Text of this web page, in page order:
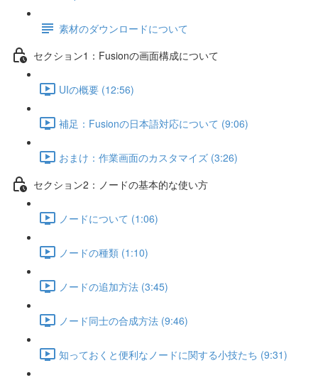
素材のダウンロードについて
セクション1：Fusionの画面構成について
UIの概要 (12:56)
補足：Fusionの日本語対応について (9:06)
おまけ：作業画面のカスタマイズ (3:26)
セクション2：ノードの基本的な使い方
ノードについて (1:06)
ノードの種類 (1:10)
ノードの追加方法 (3:45)
ノード同士の合成方法 (9:46)
知っておくと便利なノードに関する小技たち (9:31)